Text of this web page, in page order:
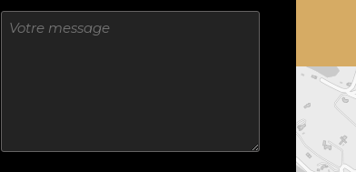
Sans
titre